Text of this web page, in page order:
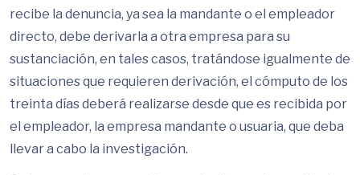
recibe la denuncia, ya sea la mandante o el empleador
directo, debe derivarla a otra empresa para su
sustanciación, en tales casos, tratándose igualmente de
situaciones que requieren derivación, el cómputo de los
treinta días deberá realizarse desde que es recibida por
el empleador, la empresa mandante o usuaria, que deba
llevar a cabo la investigación.